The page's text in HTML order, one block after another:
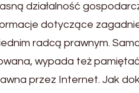
działalność
dotyczące
radcą prawnym.
wypada też
przez Internet. Jak